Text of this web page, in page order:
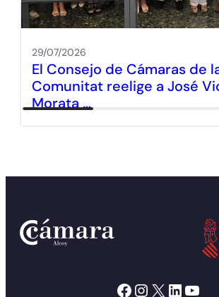
29/07/2026
El Consejo de Cámaras de
Comunitat reelige a José
Morata …
Facebook Instagram X LinkedIn YouTube